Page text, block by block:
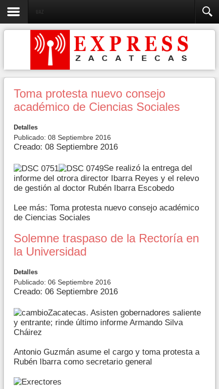
UAZ
Toma protesta nuevo consejo
académico de Ciencias Sociales
Detalles
Publicado: 08 Septiembre 2016
Creado: 08 Septiembre 2016
Se realizó la entrega del
informe del otrora director Ibarra Reyes y el relevo
de gestión al doctor Rubén Ibarra Escobedo
Lee más: Toma protesta nuevo consejo académico
de Ciencias Sociales
Solemne traspaso de la Rectoría en
la Universidad
Detalles
Publicado: 06 Septiembre 2016
Creado: 06 Septiembre 2016
Zacatecas. Asisten gobernadores saliente
y entrante; rinde último informe Armando Silva
Cháirez
Antonio Guzmán asume el cargo y toma protesta a
Rubén Ibarra como secretario general